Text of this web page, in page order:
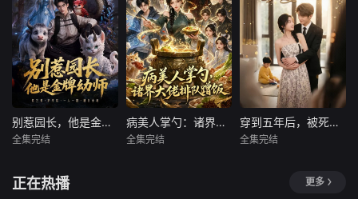
了心？本AI制作短
剧将浪漫悬疑推向
极致。男女主在试
探中靠近，谎言与
真心交织，每一次
对视都暗藏玄机。
剧情层层递进，悬
念迭起，直到最后
才揭开真相。画面
是破镜重圆？当男
主终于醒悟，展开
疯狂追妻模式，女
主的心能否再次融
化？这部剧由AI生
成，情感刻画细腻
入微，将虐恋与救
赎演绎得淋漓尽
致。看着霸总从高
着怎样的心动秘
密？这部AI制作短
剧精准拿捏甜宠虐
恋精髓，AI生成画
面细腻呈现双向奔
赴的浪漫氛围。从
小心翼翼的单向守
候到坦诚相待的甜
蜜相守，每一步情
别惹园长，他是金牌幼师
表面是温柔耐心的
幼儿园园长，实则
别惹园长，他是金牌幼师
全集完结
病美人掌勺：诸界大佬排队蹭饭 病美人掌勺：诸界大佬排队蹭饭
全集完结
穿到五年后，被死对头攻略了
一觉醒来穿越到五
年后，昔日死对头
穿到五年后，被死对头攻略了
全集完结
正在热播 更多